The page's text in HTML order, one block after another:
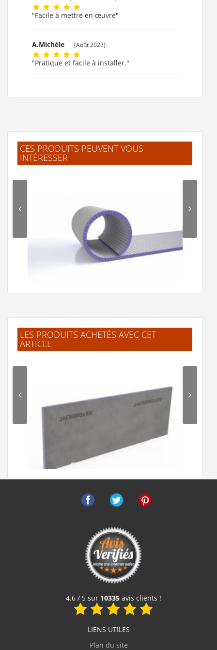
"Facile à mettre en œuvre"
A.Michèle (Août 2023)
"Pratique et facile à installer."
CES PRODUITS PEUVENT VOUS
INTÉRESSER
Lot de 2 Panneaux JACKOBOARD Flexo Fentes
Transversales - 1300x600x50mm
2 €
Voir le produit
LES PRODUITS ACHETÉS AVEC CET
ARTICLE
Tablier baignoire à carreler 1770x600mm JACKOBOARD
Wabo
Voir le produit
4.6 / 5 sur 10335avis clients !
LIENS UTILES
Plan du site